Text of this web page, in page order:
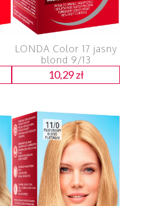
LONDA Color 17 jasny
blond 9/13
10,29zł